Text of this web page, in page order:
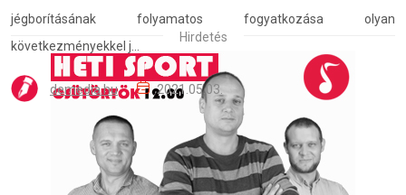
jégborításának folyamatos fogyatkozása olyan
következményekkel j...
demedia.hu 2021.05.03.
Hirdetés